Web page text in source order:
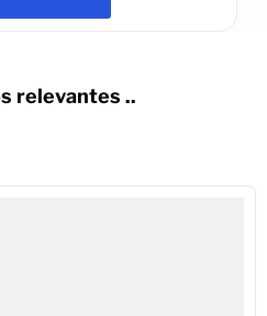
relevantes ..